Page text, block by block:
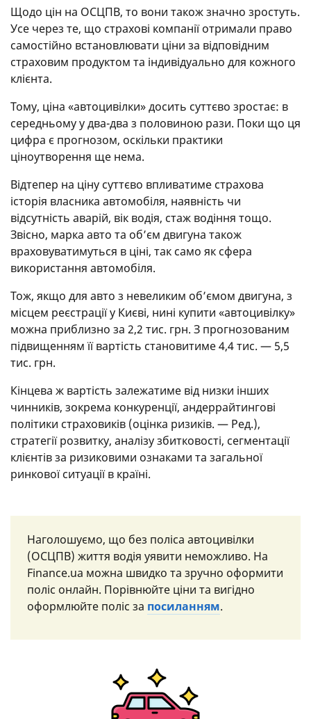
Щодо цін на ОСЦПВ, то вони також значно зростуть.
Усе через те, що страхові компанії отримали право
самостійно встановлювати ціни за відповідним
страховим продуктом та індивідуально для кожного
клієнта.
Тому, ціна «автоцивілки» досить суттєво зростає: в
середньому у два-два з половиною рази. Поки що ця
цифра є прогнозом, оскільки практики
ціноутворення ще нема.
Відтепер на ціну суттєво впливатиме страхова
історія власника автомобіля, наявність чи
відсутність аварій, вік водія, стаж водіння тощо.
Звісно, марка авто та об’єм двигуна також
враховуватимуться в ціні, так само як сфера
використання автомобіля.
Тож, якщо для авто з невеликим об’ємом двигуна, з
місцем реєстрації у Києві, нині купити «автоцивілку»
можна приблизно за 2,2 тис. грн. З прогнозованим
підвищенням її вартість становитиме 4,4 тис. — 5,5
тис. грн.
Кінцева ж вартість залежатиме від низки інших
чинників, зокрема конкуренції, андеррайтингові
політики страховиків (оцінка ризиків. — Ред.),
стратегії розвитку, аналізу збитковості, сегментації
клієнтів за ризиковими ознаками та загальної
ринкової ситуації в країні.
Наголошуємо, що без поліса автоцивілки
(ОСЦПВ) життя водія уявити неможливо. На
Finance.ua можна швидко та зручно оформити
поліс онлайн. Порівнюйте ціни та вигідно
оформлюйте поліс за посиланням.